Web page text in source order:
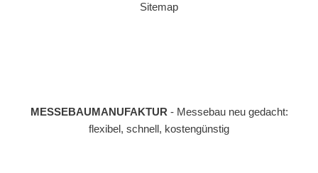
Sitemap
MESSEBAUMANUFAKTUR - Messebau neu gedacht:
flexibel, schnell, kostengünstig